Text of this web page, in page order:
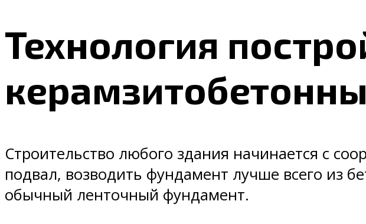
Технология
Строительство любого здания начинается с
подвал, возводить фундамент лучше всего из
обычный ленточный фундамент.